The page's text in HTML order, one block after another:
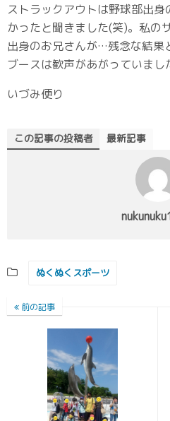
ストラックアウトは野球部出
かったと聞きました(笑)。私の
出身のお兄さんが…残念な結果
ブースは歓声があがっていまし
いづみ便り
この記事の投稿者 最新記事
ぬくぬくスポーツ
前の記事